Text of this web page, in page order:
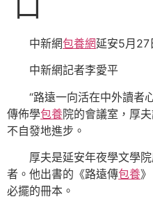
中新網包養網延安5月27
中新網記者李愛平
“路遠一向活在中外讀者
傳佈學包養院的會議室，厚
不自發地進步。
厚夫是延安年夜學文學
者。他出書的《路遠傳包養
必擺的冊本。